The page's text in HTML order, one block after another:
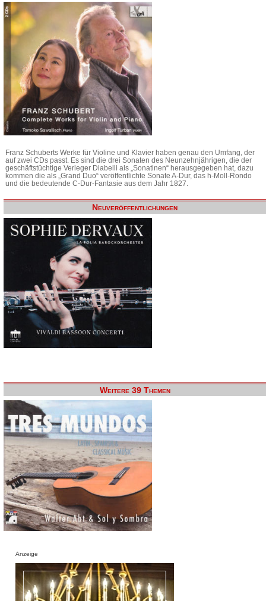
Franz Schuberts Werke für Violine und Klavier haben genau den Umfang, der
auf zwei CDs passt. Es sind die drei Sonaten des Neunzehnjährigen, die der
geschäftstüchtige Verleger Diabelli als „Sonatinen“ herausgegeben hat, dazu
kommen die als „Grand Duo“ veröffentlichte Sonate A-Dur, das h-Moll-Rondo
und die bedeutende C-Dur-Fantasie aus dem Jahr 1827.
Neuveröffentlichungen
Weitere 39 Themen
Anzeige